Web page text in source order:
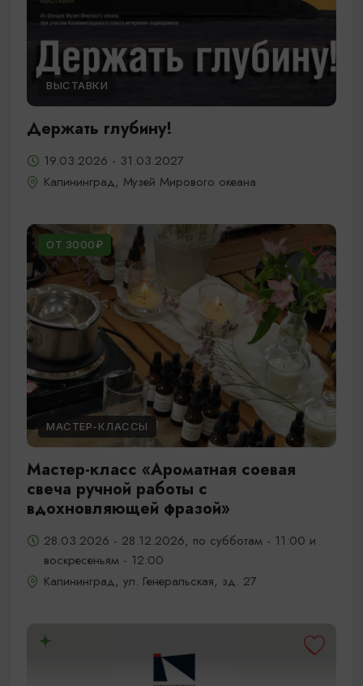
ВЫСТАВКИ
Держать глубину!
19.03.2026 - 31.03.2027
Калининград, Музей Мирового океана
ОТ 3000₽
МАСТЕР-КЛАССЫ
Мастер-класс «Ароматная соевая
свеча ручной работы с
вдохновляющей фразой»
28.03.2026 - 28.12.2026, по субботам - 11:00 и
воскресеньям - 12:00
Калининград, ул. Генеральская, зд. 27